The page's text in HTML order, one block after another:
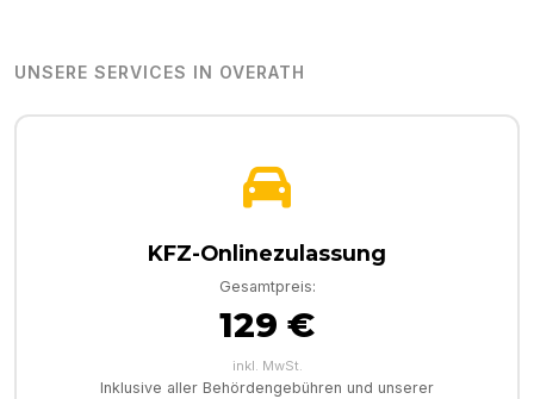
UNSERE SERVICES IN OVERATH
KFZ-Onlinezulassung
Gesamtpreis:
129 €
inkl. MwSt.
Inklusive aller Behördengebühren und unserer